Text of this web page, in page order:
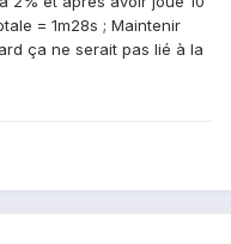
= 1m28s ; Maintenir
ça ne serait pas lié à la